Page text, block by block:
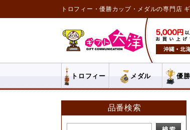
トロフィー・優勝カップ・メダルの専門店
トロフィー メダル 優
品番検索